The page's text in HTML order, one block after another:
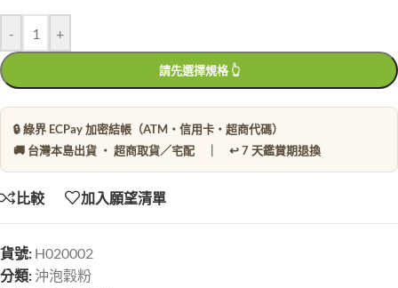
- +
請先選擇規格 👆
🔒 綠界 ECPay 加密結帳（ATM・信用卡・超商代碼）
🚚 台灣本島出貨 ・ 超商取貨／宅配 ｜ ↩️ 7 天鑑賞期退換
比較 加入願望清單
貨號: H020002
分類: 沖泡穀粉